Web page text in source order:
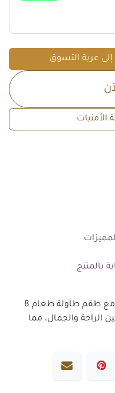
عربة التسوق
الأمنيات
بالمنتج
استمتع بتجربة تناول الطعام الفاخرة مع طقم طاولة طعام 8
والجمال، مما